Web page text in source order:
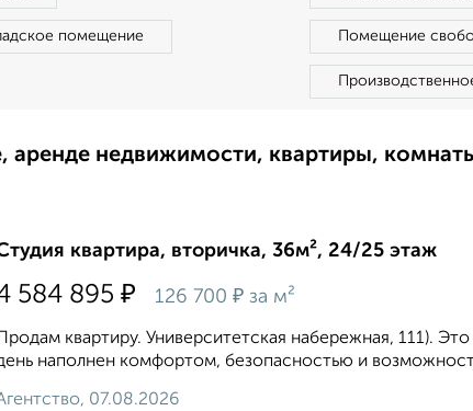
помещение Помещение
аренде недвижимости, квартиры,
квартира, вторичка, 36м², 24/25 этаж
584 895 ₽ 126 700 ₽ за м²
квартиру. Университетская набережная, 111).
наполнен комфортом, безопасностью и
07.08.2026